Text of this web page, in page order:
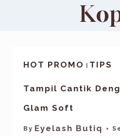
HOT PROMO TIPS
Tampil Cantik
Glam Soft
By Eyelash Butiq